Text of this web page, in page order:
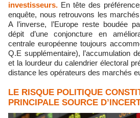
investisseurs. En tête des
enquête, nous retrouvons les
A l’inverse, l’Europe reste boudée
dépit d’une conjoncture en
centrale européenne toujours
Q.E supplémentaire), l’accumulation
et la lourdeur du calendrier électoral
distance les opérateurs des marchés
LE RISQUE POLITIQUE
PRINCIPALE SOURCE